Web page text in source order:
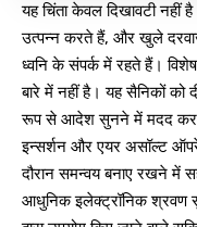
यह चिंता केवल दिखावटी नहीं
उत्पन्न करते हैं, और खुले
ध्वनि के संपर्क में रहते हैं।
बारे में नहीं है। यह सैनिकों को
रूप से आदेश सुनने में मदद
इन्सर्शन और एयर असॉल्ट
दौरान समन्वय बनाए रखने में
आधुनिक इलेक्ट्रॉनिक श्रवण